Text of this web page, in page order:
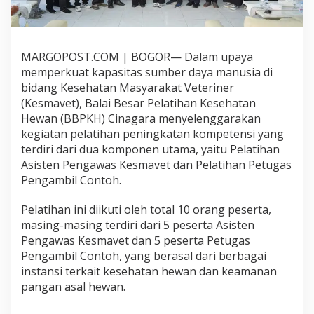
s
i
n
g
K
e
s
e
h
a
t
M
a
s
y
a
r
MARGOPOST.COM | BOGOR— Dalam upaya
memperkuat kapasitas sumber daya manusia di
bidang Kesehatan Masyarakat Veteriner
(Kesmavet), Balai Besar Pelatihan Kesehatan
Hewan (BBPKH) Cinagara menyelenggarakan
kegiatan pelatihan peningkatan kompetensi yang
terdiri dari dua komponen utama, yaitu Pelatihan
Asisten Pengawas Kesmavet dan Pelatihan Petugas
Pengambil Contoh.
Pelatihan ini diikuti oleh total 10 orang peserta,
masing-masing terdiri dari 5 peserta Asisten
Pengawas Kesmavet dan 5 peserta Petugas
Pengambil Contoh, yang berasal dari berbagai
instansi terkait kesehatan hewan dan keamanan
pangan asal hewan.